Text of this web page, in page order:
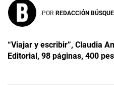
POR REDACCIÓN
“Viajar y escribir”, Claudia
Editorial, 98 páginas, 400